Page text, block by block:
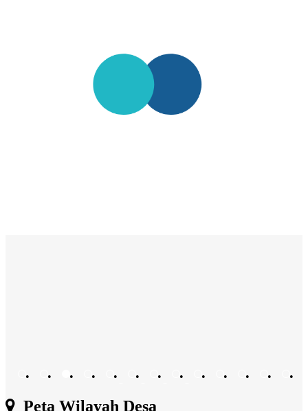
• • • • • • • • • • • •
•
Peta Wilayah Desa